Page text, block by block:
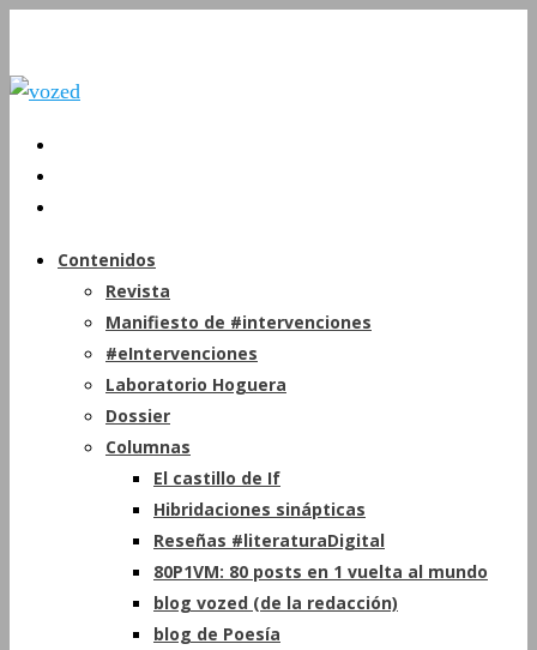
Contenidos
Revista
Manifiesto de #intervenciones
#eIntervenciones
Laboratorio Hoguera
Dossier
Columnas
El castillo de If
Hibridaciones sinápticas
Reseñas #literaturaDigital
80P1VM: 80 posts en 1 vuelta al mundo
blog vozed (de la redacción)
blog de Poesía